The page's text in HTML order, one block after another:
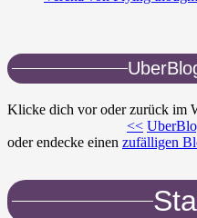
Klicke dich vor oder zurück im
<<
oder endecke einen zufälligen